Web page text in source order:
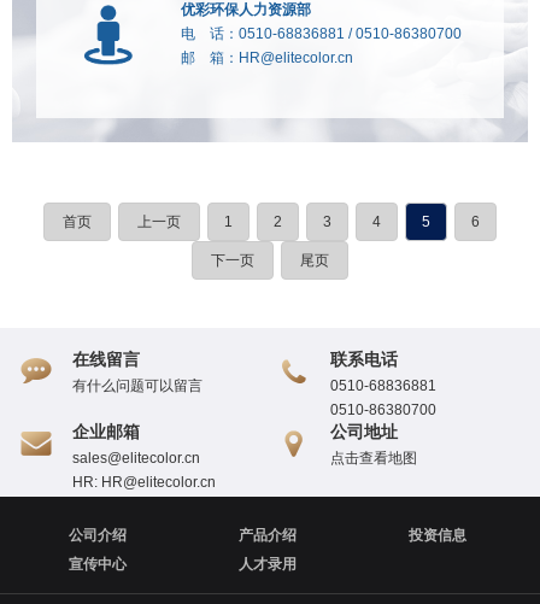
优彩环保人力资源部
电 话：0510-68836881 / 0510-86380700
邮 箱：HR@elitecolor.cn
首页 上一页 1 2 3 4 5 6
下一页 尾页
在线留言
有什么问题可以留言
联系电话
0510-68836881
0510-86380700
企业邮箱
sales@elitecolor.cn
HR: HR@elitecolor.cn
公司地址
点击查看地图
公司介绍 产品介绍
投资信息
宣传中心
人才录用